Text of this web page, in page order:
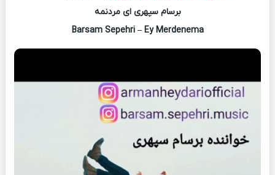
برسام سپهری ای مردنمه
Barsam Sepehri – Ey Merdenema